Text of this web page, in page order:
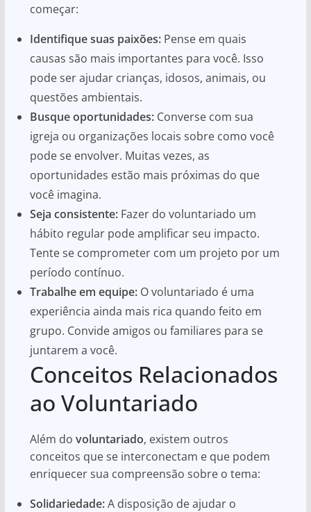
começar:
Identifique suas paixões:Pense em quais
causas são mais importantes para você. Isso
pode ser ajudar crianças, idosos, animais, ou
questões ambientais.
Busque oportunidades:Converse com sua
igreja ou organizações locais sobre como você
pode se envolver. Muitas vezes, as
oportunidades estão mais próximas do que
você imagina.
Seja consistente:Fazer do voluntariado um
hábito regular pode amplificar seu impacto.
Tente se comprometer com um projeto por um
período contínuo.
Trabalhe em equipe:O voluntariado é uma
experiência ainda mais rica quando feito em
grupo. Convide amigos ou familiares para se
juntarem a você.
Conceitos Relacionados
ao Voluntariado
Além do voluntariado, existem outros
conceitos que se interconectam e que podem
enriquecer sua compreensão sobre o tema:
Solidariedade:A disposição de ajudar o